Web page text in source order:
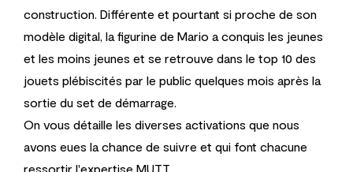
construction. Différente et pourtant si proche de son
modèle digital, la figurine de Mario a conquis les jeunes
et les moins jeunes et se retrouve dans le top 10 des
jouets plébiscités par le public quelques mois après la
sortie du set de démarrage.
On vous détaille les diverses activations que nous
avons eues la chance de suivre et qui font chacune
ressortir l'expertise MUTT.